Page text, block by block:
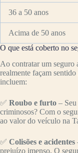
36 a 50 anos
Acima de 50 anos
O que está coberto no
Ao contratar um seguro
realmente façam
incluem:
✅ Roubo e furto –
criminosos? Com o
ao valor do veículo na
✅ Colisões e acidentes
prejuízo imenso. O